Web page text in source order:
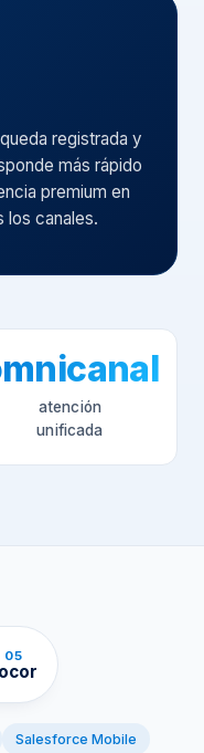
registrada y
más rápido
premium en
los canales.
atención
unificada
05
Salesforce Mobile